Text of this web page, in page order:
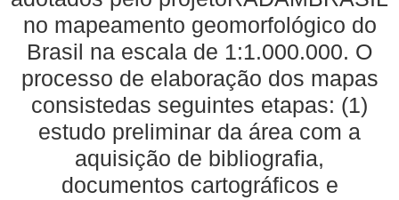
no mapeamento geomorfológico do
Brasil na escala de 1:1.000.000. O
processo de elaboração dos mapas
consistedas seguintes etapas: (1)
estudo preliminar da área com a
aquisição de bibliografia,
documentos cartográficos e